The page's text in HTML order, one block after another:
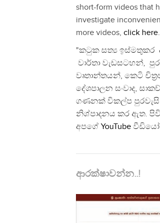
short-form videos that
investigate
more videos, click here.
"කටුක සත්‍ය ඉස්මතුකර
වාර්තා වැඩසටහන්,
වෘතාන්තයන්, කෙටි
දේශපාලන සංවාද,
ගණනක් විකල්ප පුරවැසි
නිශ්පාදනය කර ඇත.
අපගේ YouTube වීඩියෝ
ආරක්ෂාවන්න..!